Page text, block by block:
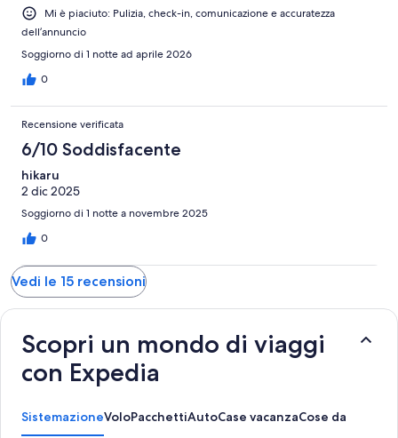
Mi è piaciuto: Pulizia, check-in, comunicazione e accuratezza
dell’annuncio
Soggiorno di 1 notte ad aprile 2026
0
Recensione verificata
6/10 Soddisfacente
hikaru
2 dic 2025
Soggiorno di 1 notte a novembre 2025
0
Vedi le 15 recensioni
Scopri un mondo di viaggi
con Expedia
SistemazioneVoloPacchettiAutoCase vacanzaCose da fare